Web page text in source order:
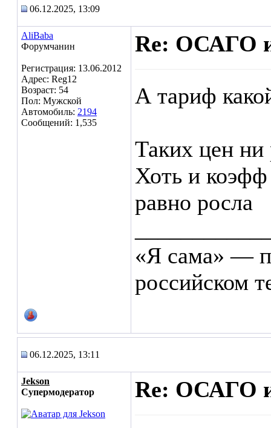
06.12.2025, 13:09
AliBaba
Форумчанин
Регистрация: 13.06.2012
Адрес: Reg12
Возраст: 54
Пол: Мужской
Автомобиль: 2194
Сообщений: 1,535
Re: ОСАГО
А тариф
Таких цен ни
Хоть и коэфф
равно росла
«Я сама» —
российском
06.12.2025, 13:11
Jekson
Супермодератор
Re: ОСАГО